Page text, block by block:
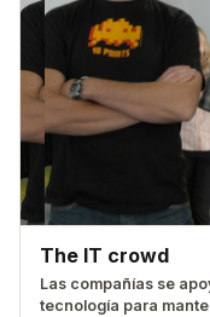
The IT crowd
Las compañías se
tecnología para